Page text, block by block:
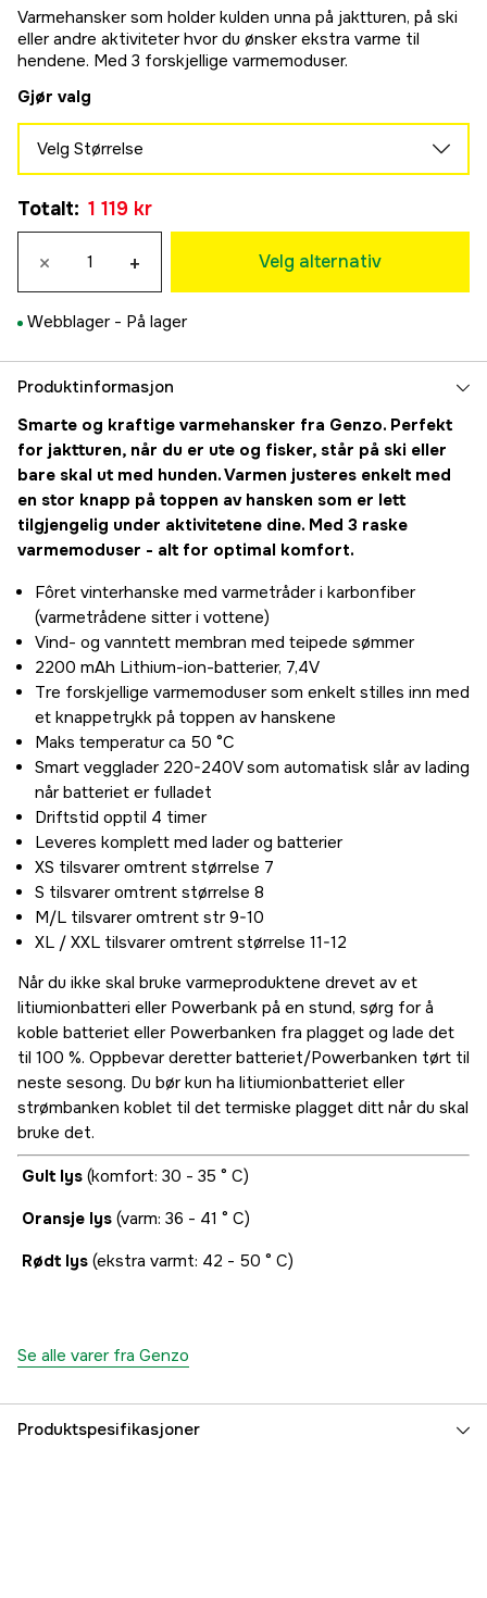
Varmehansker som holder kulden unna på jaktturen, på ski
eller andre aktiviteter hvor du ønsker ekstra varme til
hendene. Med 3 forskjellige varmemoduser.
Gjør valg
Velg Størrelse
1 119 kr
S
1 119 kr
1 119 kr
XL/XXL
1 119 kr
Totalt: 1 119 kr
× + Velg alternativ
Webblager - På lager
Produktinformasjon
Smarte og kraftige varmehansker fra Genzo. Perfekt
for jaktturen, når du er ute og fisker, står på ski eller
bare skal ut med hunden. Varmen justeres enkelt med
en stor knapp på toppen av hansken som er lett
tilgjengelig under aktivitetene dine. Med 3 raske
varmemoduser - alt for optimal komfort.
Fôret vinterhanske med varmetråder i karbonfiber
(varmetrådene sitter i vottene)
Vind- og vanntett membran med teipede sømmer
2200 mAh Lithium-ion-batterier, 7,4V
Tre forskjellige varmemoduser som enkelt stilles inn med
et knappetrykk på toppen av hanskene
Maks temperatur ca 50 °C
Smart vegglader 220-240V som automatisk slår av lading
når batteriet er fulladet
Driftstid opptil 4 timer
Leveres komplett med lader og batterier
XS tilsvarer omtrent størrelse 7
S tilsvarer omtrent størrelse 8
M/L tilsvarer omtrent str 9-10
XL / XXL tilsvarer omtrent størrelse 11-12
Når du ikke skal bruke varmeproduktene drevet av et
litiumionbatteri eller Powerbank på en stund, sørg for å
koble batteriet eller Powerbanken fra plagget og lade det
til 100 %. Oppbevar deretter batteriet/Powerbanken tørt til
neste sesong. Du bør kun ha litiumionbatteriet eller
strømbanken koblet til det termiske plagget ditt når du skal
bruke det.
Gult lys (komfort: 30 - 35 ° C)
Oransje lys (varm: 36 - 41 ° C)
Rødt lys (ekstra varmt: 42 - 50 ° C)
Se alle varer fra Genzo
Produktspesifikasjoner